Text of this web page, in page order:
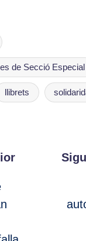
de Secció Especial
llibrets